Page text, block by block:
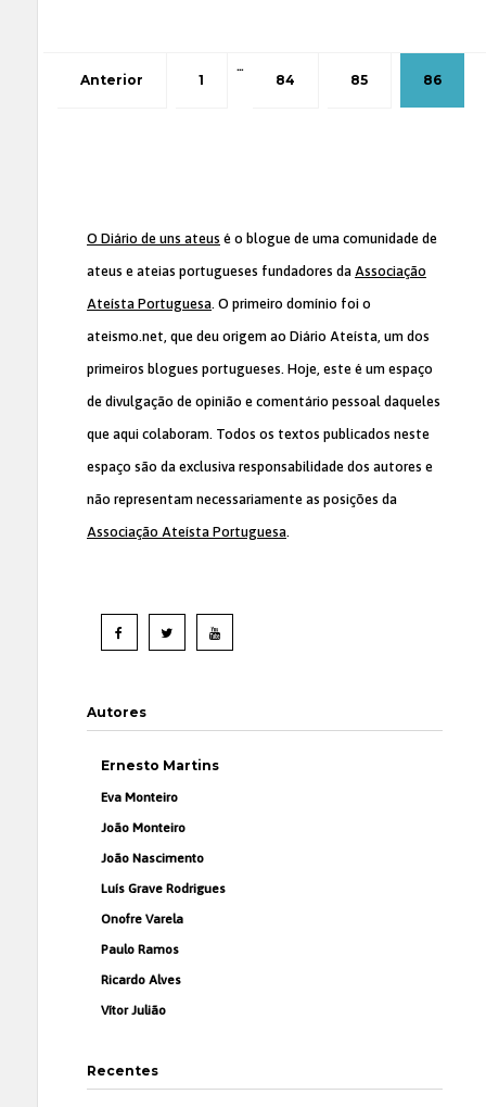
Anterior 1
…
84 85 86
O Diário de uns ateus é o blogue de uma comunidade de
ateus e ateias portugueses fundadores da Associação
Ateísta Portuguesa. O primeiro domínio foi o
ateismo.net, que deu origem ao Diário Ateísta, um dos
primeiros blogues portugueses. Hoje, este é um espaço
de divulgação de opinião e comentário pessoal daqueles
que aqui colaboram. Todos os textos publicados neste
espaço são da exclusiva responsabilidade dos autores e
não representam necessariamente as posições da
Associação Ateísta Portuguesa.
Autores
Ernesto Martins
Eva Monteiro
João Monteiro
João Nascimento
Luís Grave Rodrigues
Onofre Varela
Paulo Ramos
Ricardo Alves
Vítor Julião
Recentes